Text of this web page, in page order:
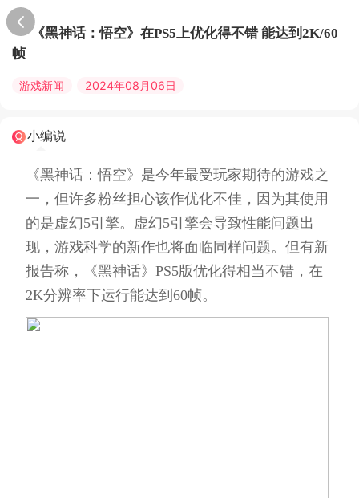
《黑神话：悟空》在PS5上优化得不错 能达到2K/60
帧
游戏新闻 2024年08月06日
小编说
《黑神话：悟空》是今年最受玩家期待的游戏之
一，但许多粉丝担心该作优化不佳，因为其使用
的是虚幻5引擎。虚幻5引擎会导致性能问题出
现，游戏科学的新作也将面临同样问题。但有新
报告称，《黑神话》PS5版优化得相当不错，在
2K分辨率下运行能达到60帧。